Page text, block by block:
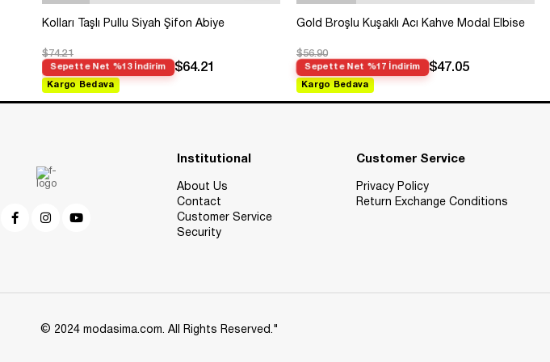
Kolları Taşlı Pullu Siyah Şifon Abiye
$74.21
Sepette Net %13 İndirim $64.21
Kargo Bedava
Gold Broşlu Kuşaklı Acı Kahve Modal Elbise
$56.90
Sepette Net %17 İndirim $47.05
Kargo Bedava
Institutional
About Us
Contact
Customer Service
Security
Customer Service
Privacy Policy
Return Exchange Conditions
© 2024 modasima.com. All Rights Reserved."